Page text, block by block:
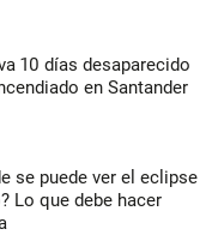
10 días desaparecido
en Santander
se puede ver el eclipse
Lo que debe hacer